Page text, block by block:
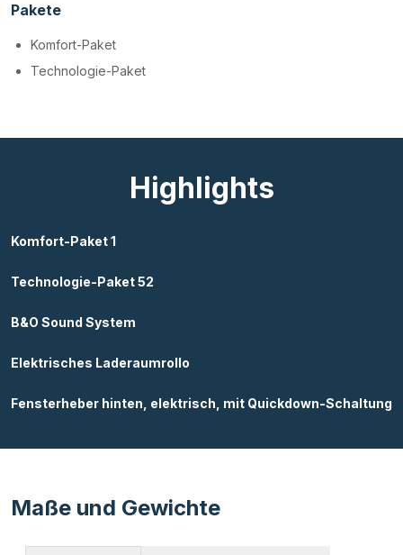
Pakete
Komfort-Paket
Technologie-Paket
Highlights
Komfort-Paket 1
Technologie-Paket 52
B&O Sound System
Elektrisches Laderaumrollo
Fensterheber hinten, elektrisch, mit Quickdown-Schaltung
Maße und Gewichte